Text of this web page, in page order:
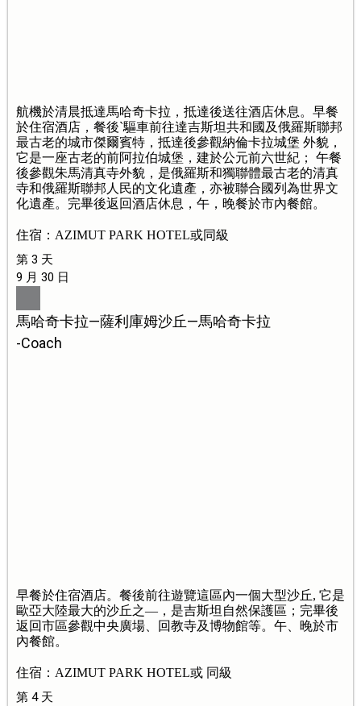
航機於清晨抵達馬哈奇卡拉，抵達後送往酒店休息。早餐
於住宿酒店，餐後`驅車前往達吉斯坦共和國及俄羅斯聯邦
最古老的城市傑爾賓特，抵達後參觀納倫卡拉城堡 外貌，
它是一座古老的前阿拉伯城堡，建於公元前六世紀； 午餐
後參觀朱馬清真寺外貌，是俄羅斯和獨聯體最古老的清真
寺和俄羅斯聯邦人民的文化遺產，亦被聯合國列為世界文
化遺產。完畢後返回酒店休息，午，晚餐於市內餐館。
住宿：AZIMUT PARK HOTEL或同級
第 3 天
9 月 30 日
馬哈奇卡拉—薩利庫姆沙丘—馬哈奇卡拉
-Coach
早餐於住宿酒店。餐後前往遊覽這區內一個大型沙丘, 它是
歐亞大陸最大的沙丘之—，是吉斯坦自然保護區；完畢後
返回市區參觀中央廣場、回教寺及博物館等。午、晚於市
內餐館。
住宿：AZIMUT PARK HOTEL或 同級
第 4 天